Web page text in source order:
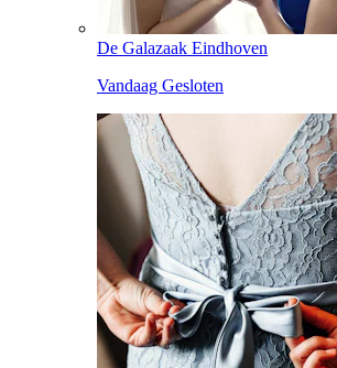
De Galazaak Eindhoven
Vandaag Gesloten